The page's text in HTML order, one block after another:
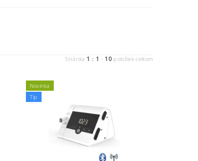
Stránka 1 z 1 - 10 položiek celkom
Novinka
Tip